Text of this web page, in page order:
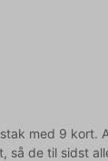
med 9 kort.
så de til sidst